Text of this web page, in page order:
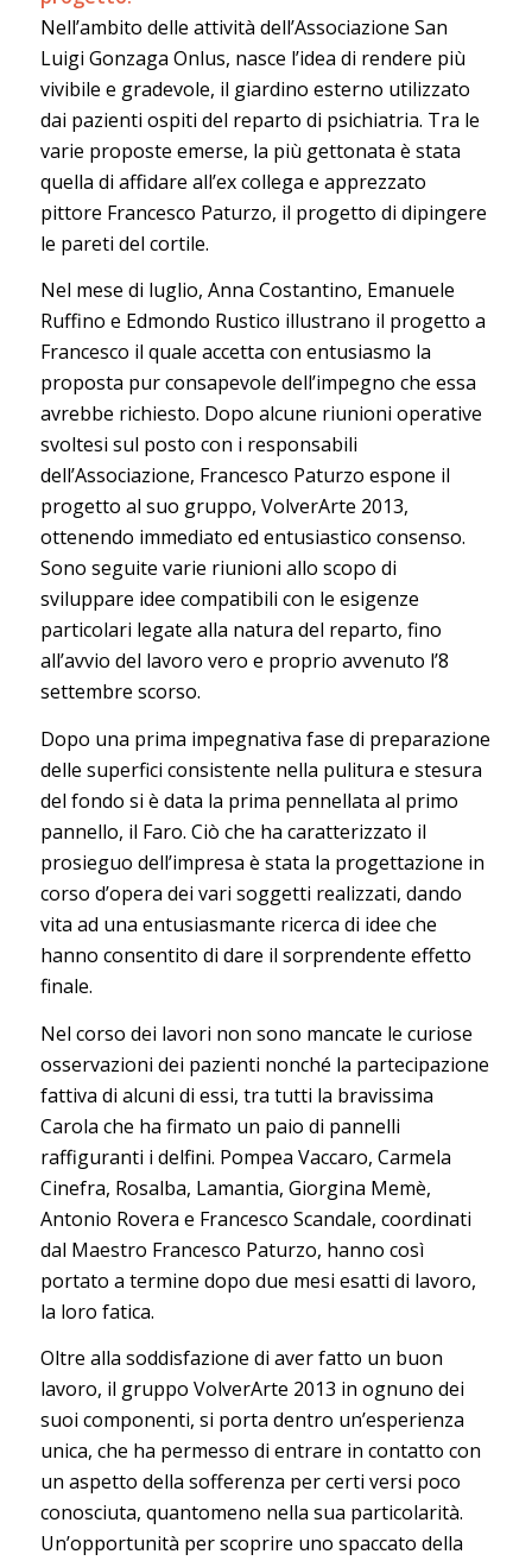
Nell’ambito delle attività dell’Associazione San
Luigi Gonzaga Onlus, nasce l’idea di rendere più
vivibile e gradevole, il giardino esterno utilizzato
dai pazienti ospiti del reparto di psichiatria. Tra le
varie proposte emerse, la più gettonata è stata
quella di affidare all’ex collega e apprezzato
pittore Francesco Paturzo, il progetto di dipingere
le pareti del cortile.
Nel mese di luglio, Anna Costantino, Emanuele
Ruffino e Edmondo Rustico illustrano il progetto a
Francesco il quale accetta con entusiasmo la
proposta pur consapevole dell’impegno che essa
avrebbe richiesto. Dopo alcune riunioni operative
svoltesi sul posto con i responsabili
dell’Associazione, Francesco Paturzo espone il
progetto al suo gruppo, VolverArte 2013,
ottenendo immediato ed entusiastico consenso.
Sono seguite varie riunioni allo scopo di
sviluppare idee compatibili con le esigenze
particolari legate alla natura del reparto, fino
all’avvio del lavoro vero e proprio avvenuto l’8
settembre scorso.
Dopo una prima impegnativa fase di preparazione
delle superfici consistente nella pulitura e stesura
del fondo si è data la prima pennellata al primo
pannello, il Faro. Ciò che ha caratterizzato il
prosieguo dell’impresa è stata la progettazione in
corso d’opera dei vari soggetti realizzati, dando
vita ad una entusiasmante ricerca di idee che
hanno consentito di dare il sorprendente effetto
finale.
Nel corso dei lavori non sono mancate le curiose
osservazioni dei pazienti nonché la partecipazione
fattiva di alcuni di essi, tra tutti la bravissima
Carola che ha firmato un paio di pannelli
raffiguranti i delfini. Pompea Vaccaro, Carmela
Cinefra, Rosalba, Lamantia, Giorgina Memè,
Antonio Rovera e Francesco Scandale, coordinati
dal Maestro Francesco Paturzo, hanno così
portato a termine dopo due mesi esatti di lavoro,
la loro fatica.
Oltre alla soddisfazione di aver fatto un buon
lavoro, il gruppo VolverArte 2013 in ognuno dei
suoi componenti, si porta dentro un’esperienza
unica, che ha permesso di entrare in contatto con
un aspetto della sofferenza per certi versi poco
conosciuta, quantomeno nella sua particolarità.
Un’opportunità per scoprire uno spaccato della